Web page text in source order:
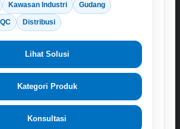
Kawasan Industri Gudang
QC Distribusi
Lihat Solusi
Kategori Produk
Konsultasi